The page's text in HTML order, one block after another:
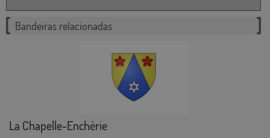
Bandeiras relacionadas
La Chapelle-Enchérie